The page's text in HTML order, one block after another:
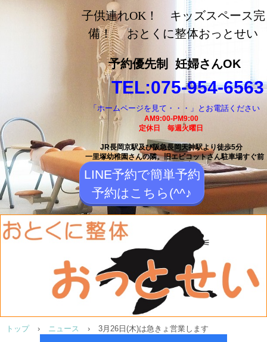
長岡京市の整体【おとく
に整体おっとせい】長岡
京駅と長岡天神駅から徒
歩5分の整体院
子供連れOK！ キッズスペース完
備！ おとくに整体おっとせい
予約優先制 妊婦さんOK
TEL:075-954-6563
「ホームページを見て・・・」とお電話ください
AM9:00-PM9:00
定休日 毎週火曜日
JR長岡京駅及び阪急長岡天神駅より徒歩5分
一里塚幼稚園さんの隣。旧エピコットさん駐車場すぐ前
LINE予約で簡単予約
予約はこちら(^^♪
トップ › ニュース › 3月26日(木)は急きょ営業します